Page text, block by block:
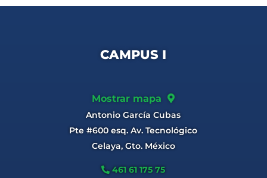
CAMPUS I
Mostrar mapa
Antonio García Cubas
Pte #600 esq. Av. Tecnológico
Celaya, Gto. México
461 61 175 75